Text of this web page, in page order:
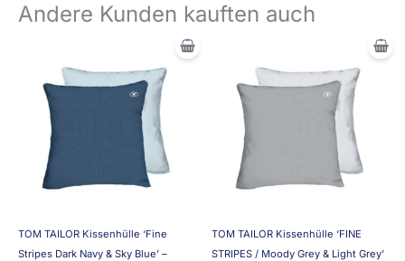
Andere Kunden kauften auch
TOM TAILOR Kissenhülle ‘Fine
Stripes Dark Navy & Sky Blue’ –
TOM TAILOR Kissenhülle ‘FINE
STRIPES / Moody Grey & Light Grey’